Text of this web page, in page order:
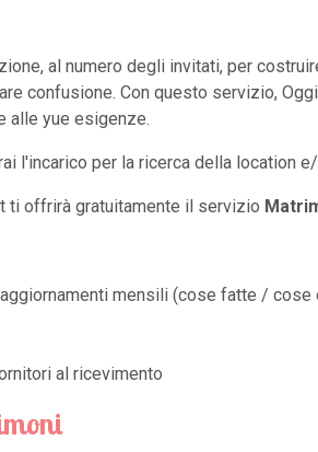
al numero degli invitati, per
confusione. Con questo servizio,
alle yue esigenze.
l'incarico per la ricerca della location
ti offrirà gratuitamente il servizio
mensili (cose fatte / cose
al ricevimento